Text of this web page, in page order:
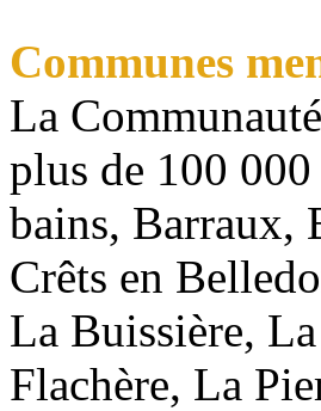
Communes
La
plus de 100
bains, Barraux,
Crêts en
La Buissière,
Flachère, La